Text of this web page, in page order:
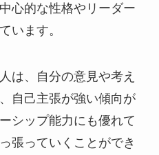
心的な性格やリーダー
います。
は、自分の意見や考え
自己主張が強い傾向が
シップ能力にも優れて
張っていくことができ